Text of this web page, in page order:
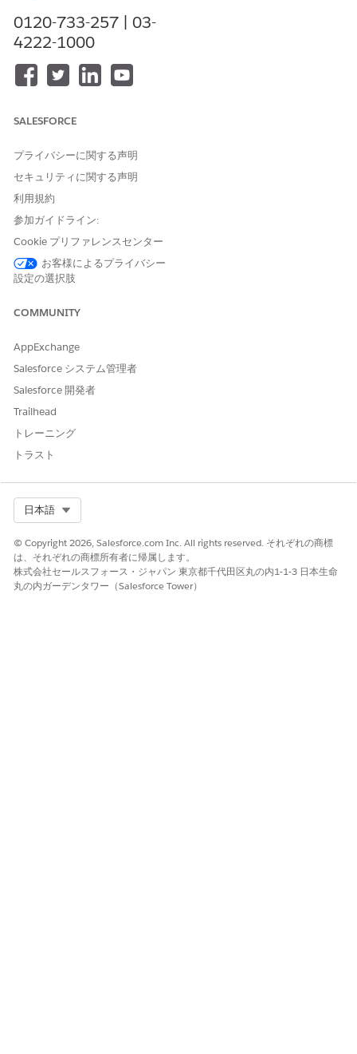
To configure Compliant Data
From Setup, in the Quick Find box, enter
Turn on a setting to grant users delete access to custom
Turn on Delete custom object participant record
setting.
Allow users to delete a custom object participant record
when the user has edit access to the Compliant Data
Sharing parent object record.
Turn on Delete custom object participant record by
parent record owner setting.
when the user is the owner of the parent record and
0120-733-257 | 03-
4222-1000
SALESFORCE
プライバシーに関する声明
セキュリティに関する声明
利用規約
参加ガイドライン:
Cookie プリファレンスセンター
お客様によるプライバシー
設定の選択肢
COMMUNITY
AppExchange
Salesforce システム管理者
Salesforce 開発者
Trailhead
トレーニング
トラスト
日本語
© Copyright 2026, Salesforce.com Inc. All rights reserved. それぞれの商標
は、それぞれの商標所有者に帰属します。
株式会社セールスフォース・ジャパン 東京都千代田区丸の内1-1-3 日本生命
丸の内ガーデンタワー（Salesforce Tower）